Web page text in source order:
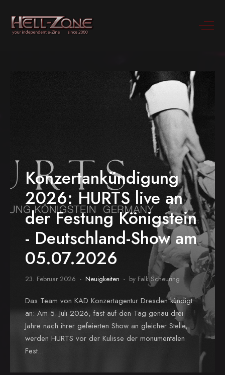
Konzertankündigung
2026: HURTS live an
der Festung Königstein
- Deutschland-Show am
05.07.2026
23. Februar 2026 Neuigkeiten by Falk Scheuring
Das Team von KAD Konzertagentur Dresden kündigt
an: Am 5. Juli 2026, fast auf den Tag genau drei
Jahre nach ihrer gefeierten Show an gleicher Stelle,
werden HURTS vor der Kulisse der monumentalen
Fest...